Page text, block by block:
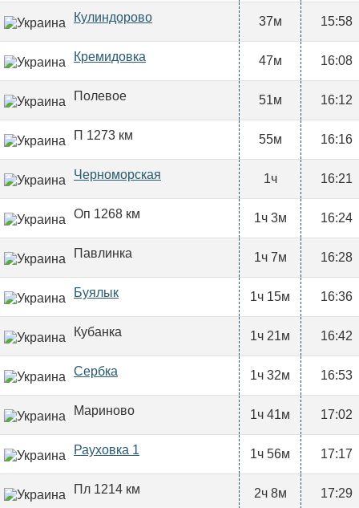
Кулиндорово 37м 15:58
Кремидовка 47м 16:08
Полевое 51м 16:12
П 1273 км 55м 16:16
Черноморская 1ч 16:21
Оп 1268 км 1ч 3м 16:24
Павлинка 1ч 7м 16:28
Буялык 1ч 15м 16:36
Кубанка 1ч 21м 16:42
Сербка 1ч 32м 16:53
Мариново 1ч 41м 17:02
Рауховка 1 1ч 56м 17:17
Пл 1214 км 2ч 8м 17:29